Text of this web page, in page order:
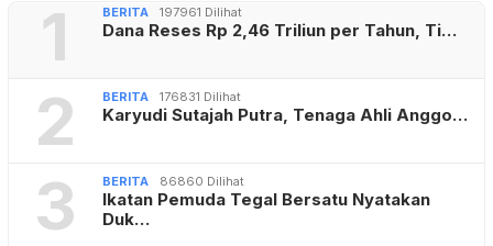
1 BERITA 197961 Dilihat
Dana Reses Rp 2,46 Triliun per Tahun, Ti…
2 BERITA 176831 Dilihat
Karyudi Sutajah Putra, Tenaga Ahli Anggo…
3 BERITA 86860 Dilihat
Ikatan Pemuda Tegal Bersatu Nyatakan
Duk…